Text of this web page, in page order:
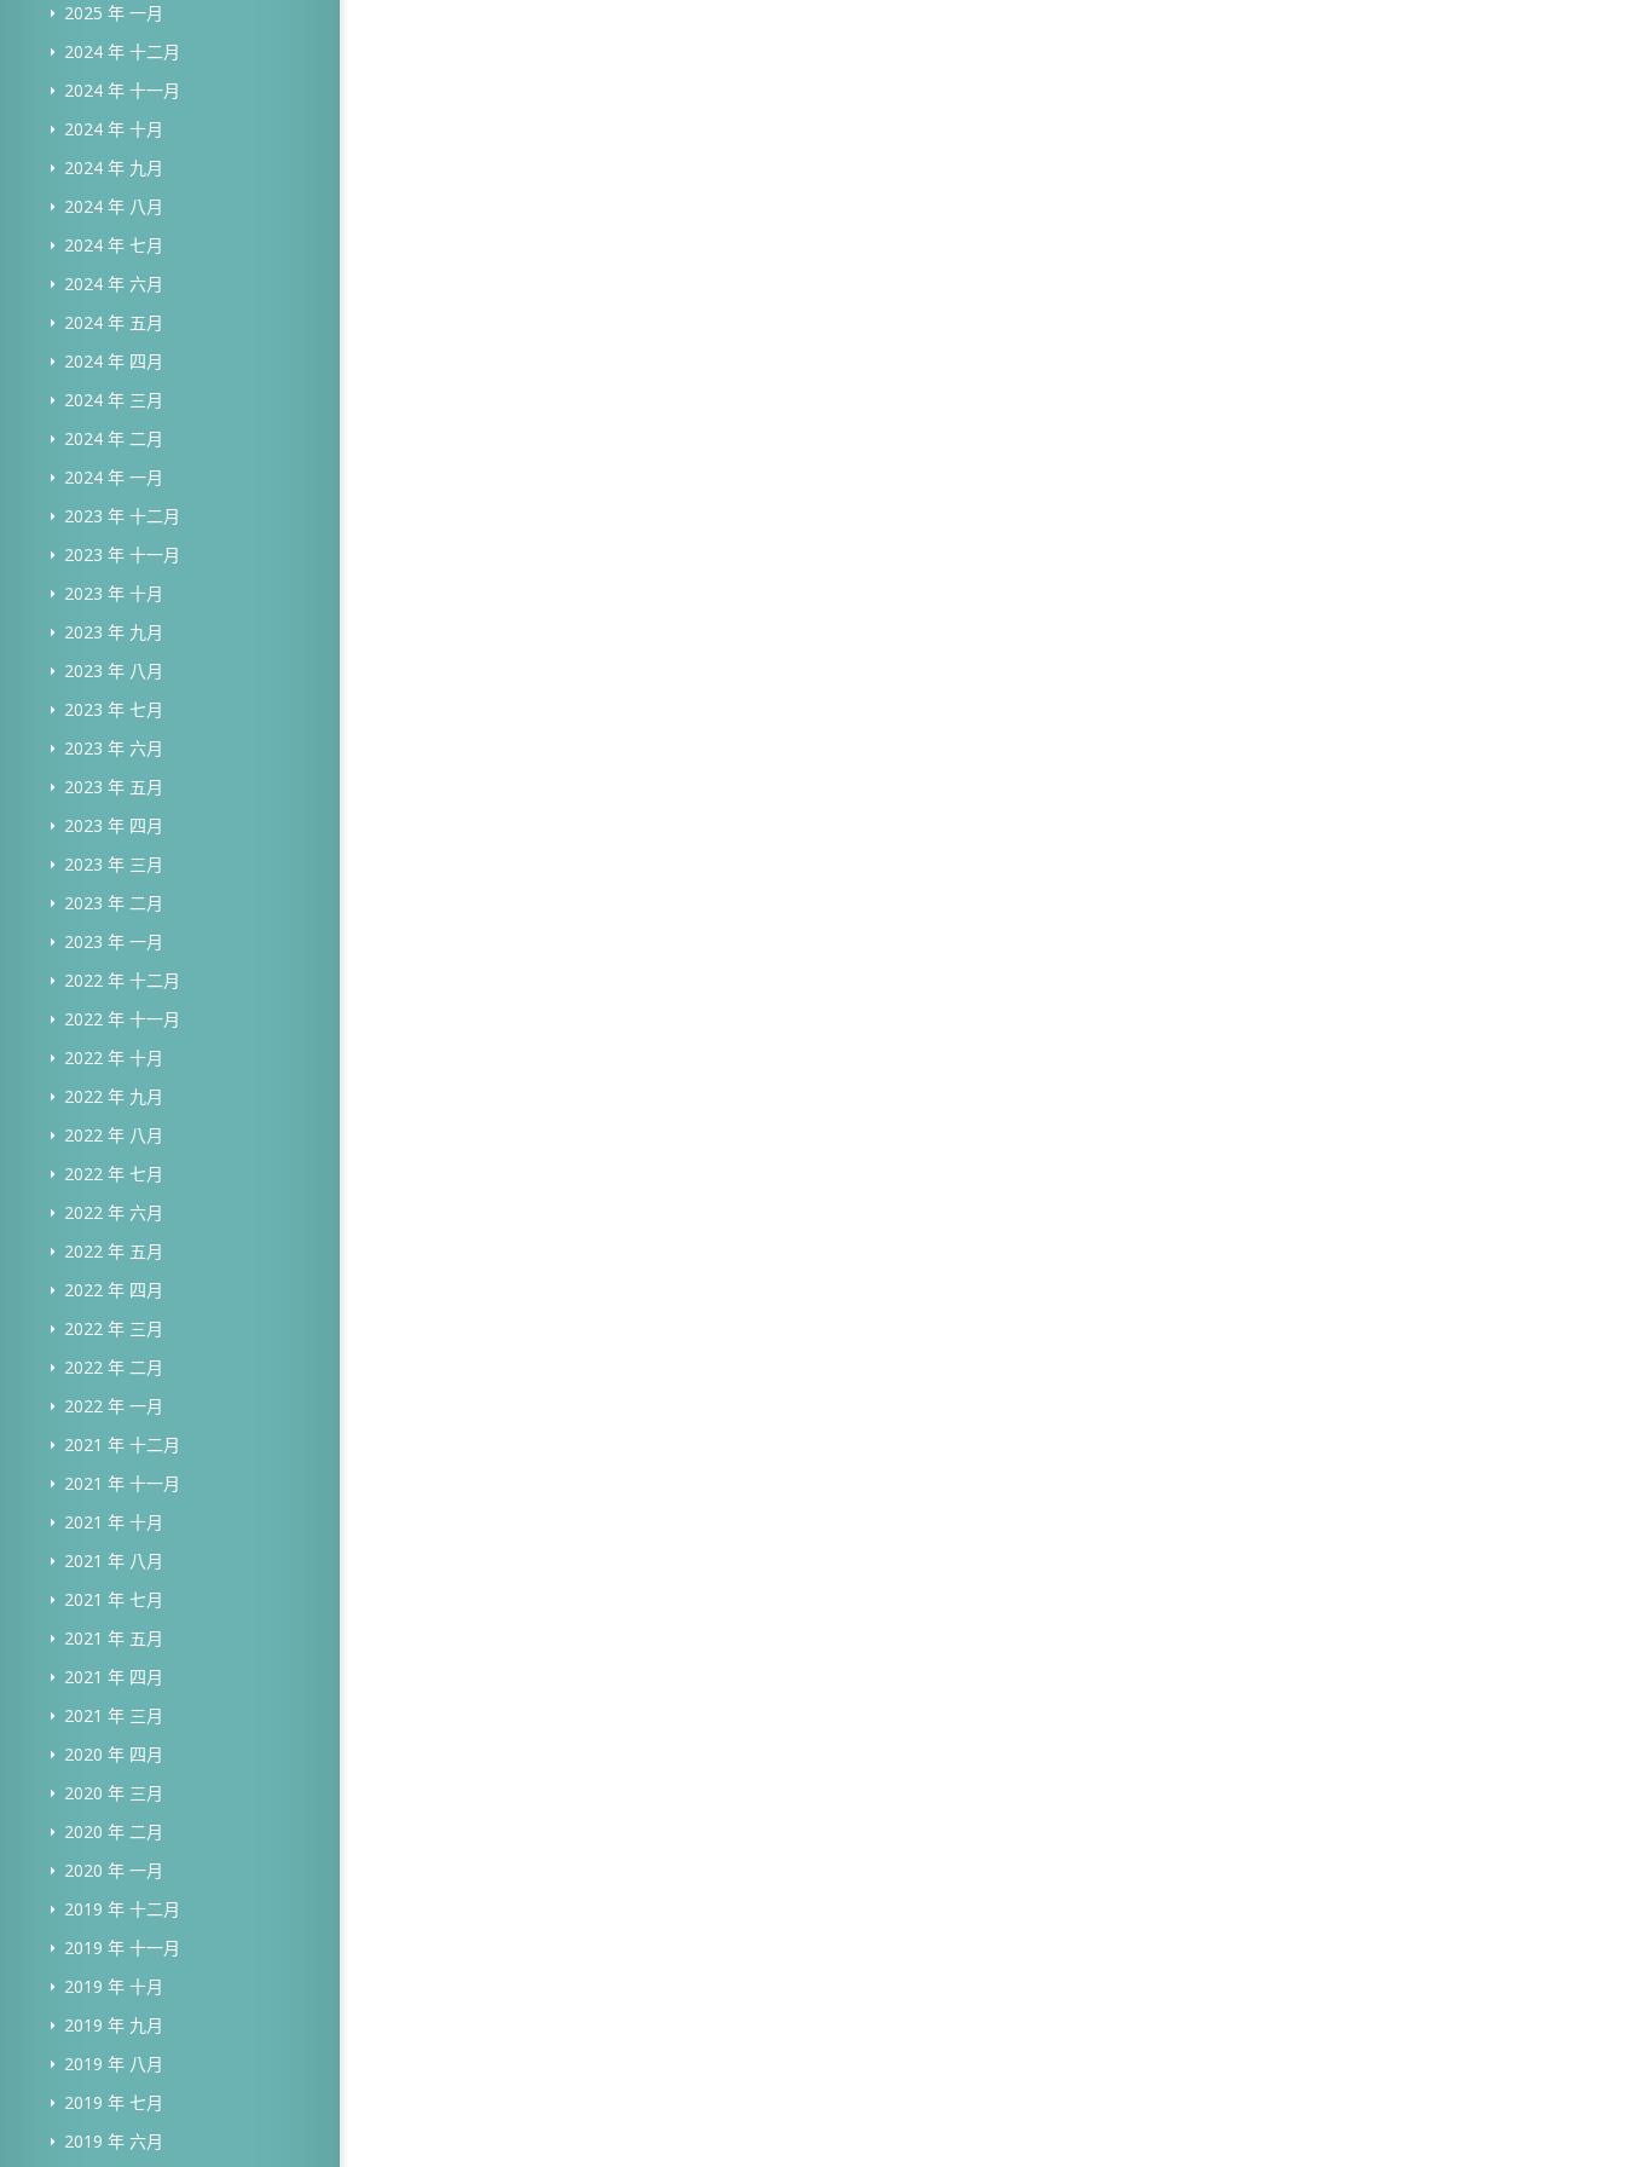
2025 年 一月
2024 年 十二月
2024 年 十一月
2024 年 十月
2024 年 九月
2024 年 八月
2024 年 七月
2024 年 六月
2024 年 五月
2024 年 四月
2024 年 三月
2024 年 二月
2024 年 一月
2023 年 十二月
2023 年 十一月
2023 年 十月
2023 年 九月
2023 年 八月
2023 年 七月
2023 年 六月
2023 年 五月
2023 年 四月
2023 年 三月
2023 年 二月
2023 年 一月
2022 年 十二月
2022 年 十一月
2022 年 十月
2022 年 九月
2022 年 八月
2022 年 七月
2022 年 六月
2022 年 五月
2022 年 四月
2022 年 三月
2022 年 二月
2022 年 一月
2021 年 十二月
2021 年 十一月
2021 年 十月
2021 年 八月
2021 年 七月
2021 年 五月
2021 年 四月
2021 年 三月
2020 年 四月
2020 年 三月
2020 年 二月
2020 年 一月
2019 年 十二月
2019 年 十一月
2019 年 十月
2019 年 九月
2019 年 八月
2019 年 七月
2019 年 六月